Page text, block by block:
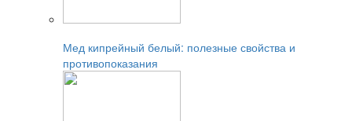
Мед кипрейный белый: полезные свойства и
противопоказания